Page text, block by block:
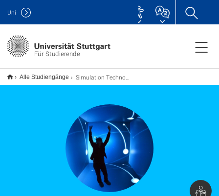
Für Studierende
Uni
Alle Studiengänge Simulation Technology M.Sc.